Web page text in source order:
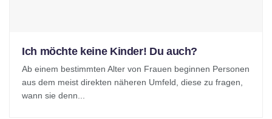
Ich möchte keine Kinder! Du auch?
Ab einem bestimmten Alter von Frauen beginnen Personen
aus dem meist direkten näheren Umfeld, diese zu fragen,
wann sie denn...